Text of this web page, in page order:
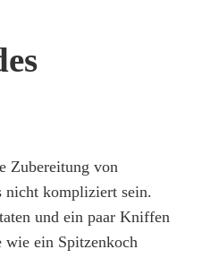
Zubereitung von
nicht kompliziert sein.
und ein paar Kniffen
wie ein Spitzenkoch